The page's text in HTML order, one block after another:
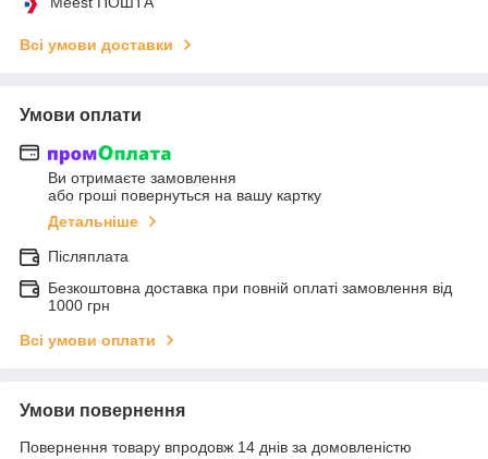
Всі умови доставки
Умови оплати
Ви отримаєте замовлення
або гроші повернуться на вашу картку
Детальніше
Післяплата
Безкоштовна доставка при повній оплаті замовлення від
1000 грн
Всі умови оплати
Умови повернення
Повернення товару впродовж 14 днів за домовленістю